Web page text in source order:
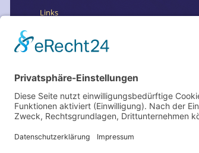
Links
Datenschutzerklärung